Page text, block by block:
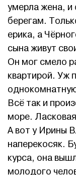
умерла жена, и
берегам.
ерика, а
сына живут
Он мог смело
квартирой. Уж
Всё так и
море.
А вот у Ирины
наперекосяк.
курса, она
молодого